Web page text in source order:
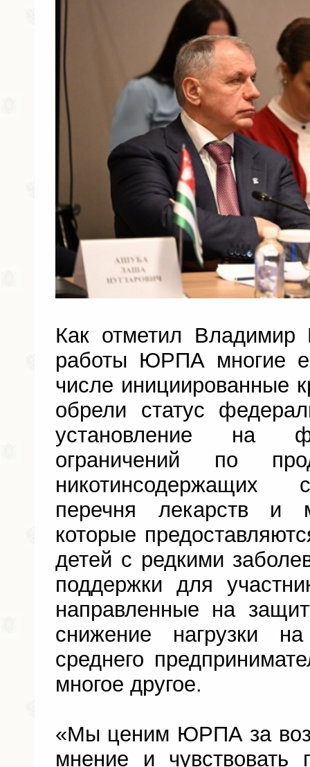
Как отметил Владимир
работы ЮРПА многие
числе инициированные
обрели статус
установление на
ограничений по
никотинсодержащих
перечня лекарств и
которые
детей с редкими
поддержки для
направленные на
снижение нагрузки
среднего
многое другое.
«Мы ценим ЮРПА за
мнение и